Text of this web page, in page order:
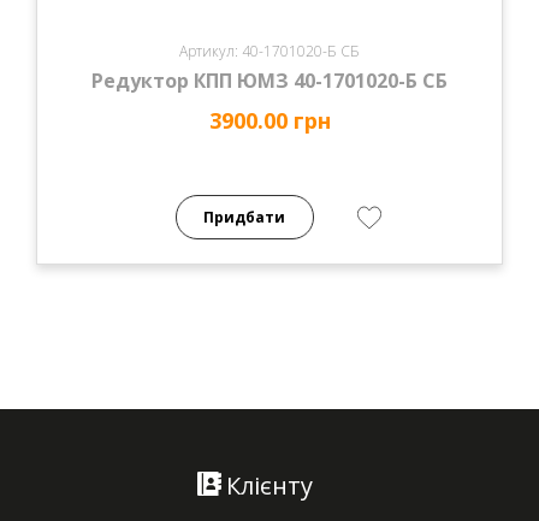
Артикул: 40-1701020-Б СБ
Редуктор КПП ЮМЗ 40-1701020-Б СБ
3900.00 грн
Придбати
Клієнту